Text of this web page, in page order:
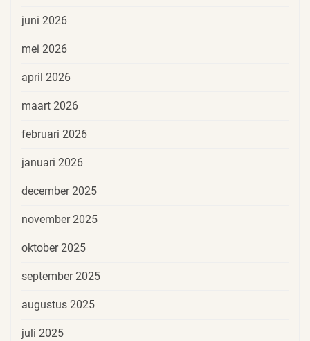
juni 2026
mei 2026
april 2026
maart 2026
februari 2026
januari 2026
december 2025
november 2025
oktober 2025
september 2025
augustus 2025
juli 2025